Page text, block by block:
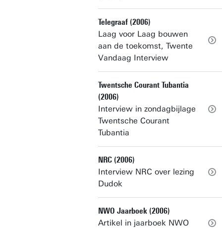
Telegraaf (2006)
Laag voor Laag bouwen
aan de toekomst, Twente
Vandaag Interview
Twentsche Courant Tubantia
(2006)
Interview in zondagbijlage
Twentsche Courant
Tubantia
NRC (2006)
Interview NRC over lezing
Dudok
NWO Jaarboek (2006)
Artikel in jaarboek NWO